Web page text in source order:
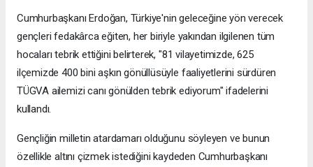
Cumhurbaşkanı Erdoğan, Türkiye'nin geleceğine yön verecek
gençleri fedakârca eğiten, her biriyle yakından ilgilenen tüm
hocaları tebrik ettiğini belirterek, "81 vilayetimizde, 625
ilçemizde 400 bini aşkın gönüllüsüyle faaliyetlerini sürdüren
TÜGVA ailemizi canı gönülden tebrik ediyorum" ifadelerini
kullandı.
Gençliğin milletin atardamarı olduğunu söyleyen ve bunun
özellikle altını çizmek istediğini kaydeden Cumhurbaşkanı